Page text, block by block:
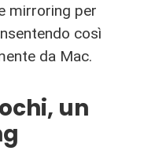
mirroring per
così
da Mac.
un